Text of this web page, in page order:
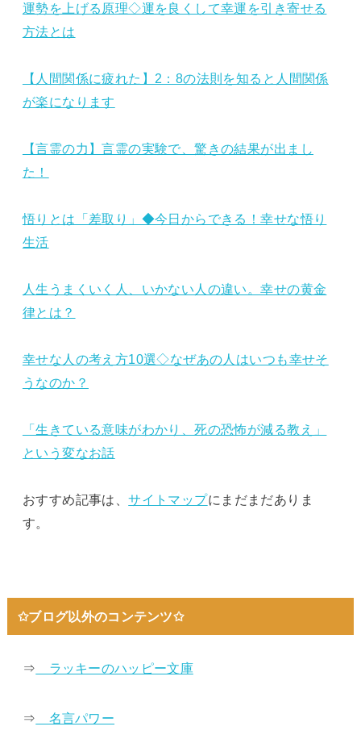
運勢を上げる原理◇運を良くして幸運を引き寄せる
方法とは
【人間関係に疲れた】2：8の法則を知ると人間関係
が楽になります
【言霊の力】言霊の実験で、驚きの結果が出まし
た！
悟りとは「差取り」◆今日からできる！幸せな悟り
生活
人生うまくいく人、いかない人の違い。幸せの黄金
律とは？
幸せな人の考え方10選◇なぜあの人はいつも幸せそ
うなのか？
「生きている意味がわかり、死の恐怖が減る教え」
という変なお話
おすすめ記事は、サイトマップにまだまだありま
す。
✩ブログ以外のコンテンツ✩
⇒ ラッキーのハッピー文庫
⇒ 名言パワー